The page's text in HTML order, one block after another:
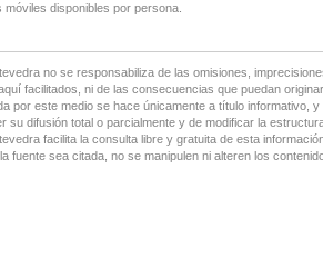
disponibles por persona.
no se responsabiliza de las omisiones,
facilitados, ni de las consecuencias que puedan
por este medio se hace únicamente a título informativo,
su difusión total o parcialmente y de modificar la
facilita la consulta libre y gratuita de esta
fuente sea citada, no se manipulen ni alteren los